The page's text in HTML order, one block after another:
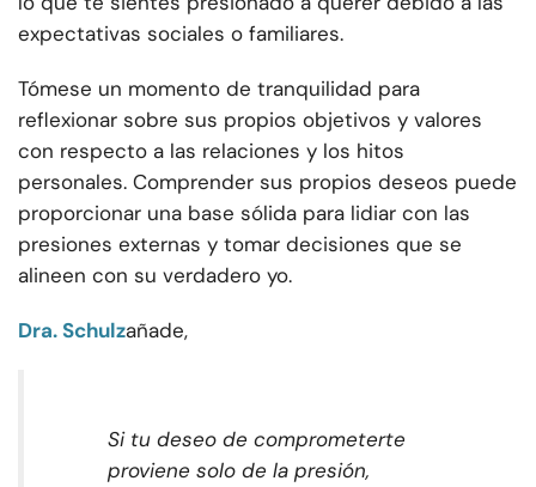
expectativas sociales o familiares.
Tómese un momento de tranquilidad para
reflexionar sobre sus propios objetivos y valores
con respecto a las relaciones y los hitos
personales. Comprender sus propios deseos puede
proporcionar una base sólida para lidiar con las
presiones externas y tomar decisiones que se
alineen con su verdadero yo.
Dra. Schulzañade,
Si tu deseo de comprometerte
proviene solo de la presión,